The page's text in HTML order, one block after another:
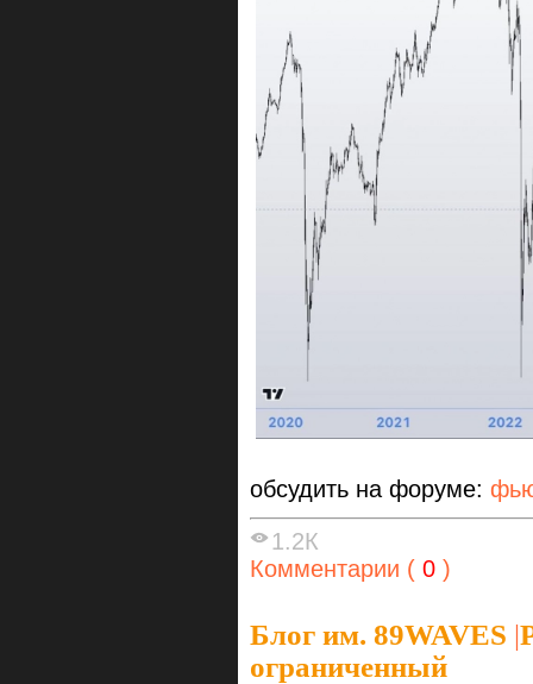
обсудить на форуме:
1.2К
Комментарии ( 0 )
Блог им. 89WAVES |
ограниченный